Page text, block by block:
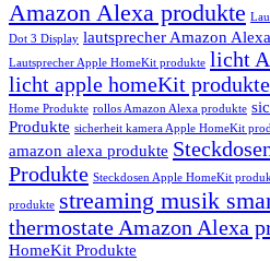
Amazon Alexa produkte
Dot 3 Display lautsprecher Amazon
Lautsprecher Apple HomeKit produkte licht
licht apple homeKit produkte
Home Produkte rollos Amazon Alexa produkte
Produkte sicherheit kamera Apple HomeKit
amazon alexa produkte
Produkte Steckdosen Apple HomeKit
produkte streaming musik
thermostate Amazon Alexa
HomeKit Produkte